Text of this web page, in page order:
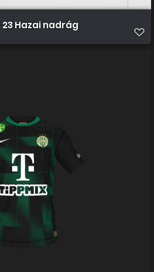
23 Hazai nadrág